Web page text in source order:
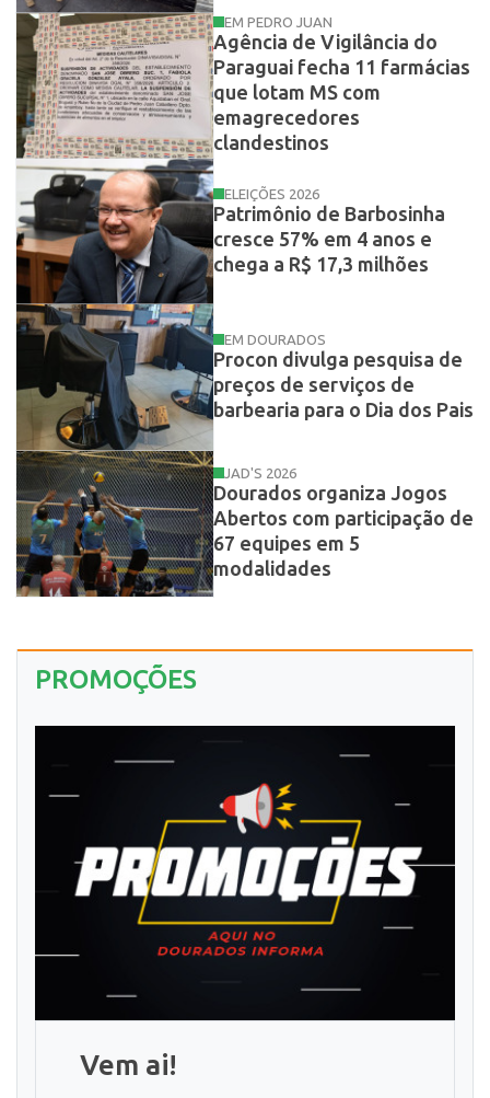
EM PEDRO JUAN
Agência de Vigilância do
Paraguai fecha 11 farmácias
que lotam MS com
emagrecedores
clandestinos
ELEIÇÕES 2026
Patrimônio de Barbosinha
cresce 57% em 4 anos e
chega a R$ 17,3 milhões
EM DOURADOS
Procon divulga pesquisa de
preços de serviços de
barbearia para o Dia dos Pais
JAD'S 2026
Dourados organiza Jogos
Abertos com participação de
67 equipes em 5
modalidades
PROMOÇÕES
Vem ai!